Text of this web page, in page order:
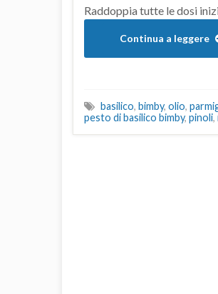
Raddoppia tutte le dosi
Continua a leggere
basilico, bimby, olio,
pesto di basilico bimby, pinoli,